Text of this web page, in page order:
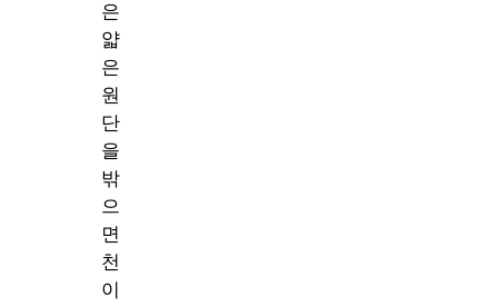
은
얇
은
원
단
을
밖
으
면
천
이